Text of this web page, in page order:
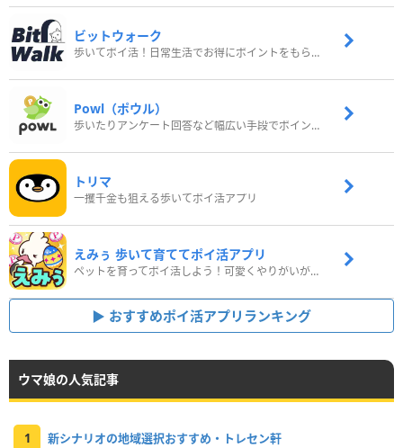
ビットウォーク
歩いてポイ活！日常生活でお得にポイントをもらおう
Powl（ポウル）
歩いたりアンケート回答など幅広い手段でポイントをゲット
トリマ
一攫千金も狙える歩いてポイ活アプリ
えみぅ 歩いて育ててポイ活アプリ
ペットを育ってポイ活しよう！可愛くやりがいがある新感覚アプリ
おすすめポイ活アプリランキング
ウマ娘の人気記事
1 新シナリオの地域選択おすすめ・トレセン軒